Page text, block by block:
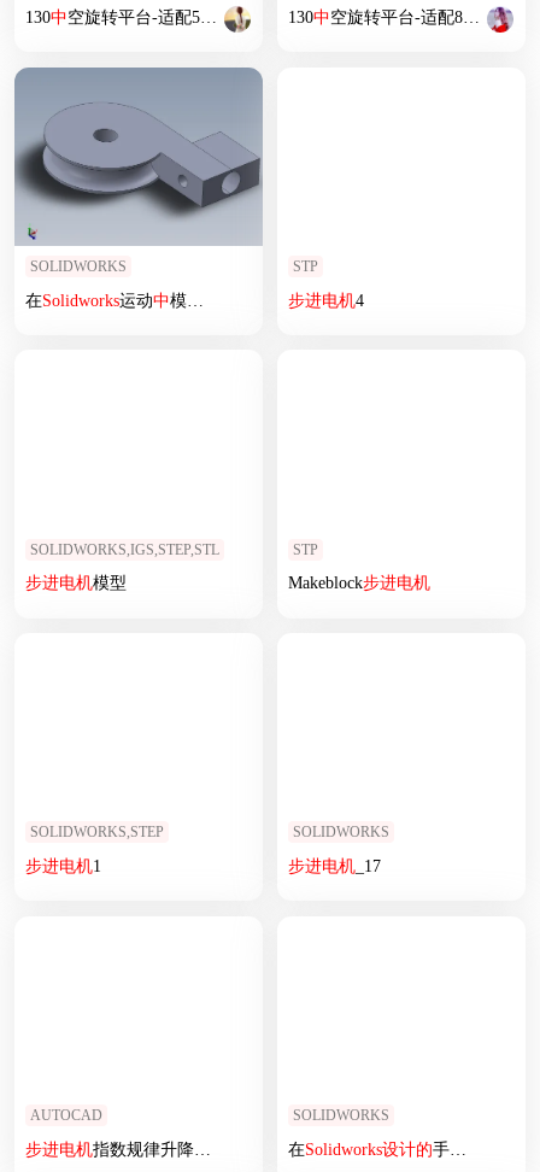
130中空旋转平台-适配57 步进电机 ZCT130-10-57步进
130中空旋转平台-适配86 步进电机
SOLIDWORKS
在Solidworks运动中模拟管道弯曲
STP
步进电机4
SOLIDWORKS,IGS,STEP,STL
步进电机模型
STP
Makeblock步进电机
SOLIDWORKS,STEP
步进电机1
SOLIDWORKS
步进电机_17
AUTOCAD
步进电机指数规律升降速 单片机控制系统设计
SOLIDWORKS
在Solidworks设计的手表带